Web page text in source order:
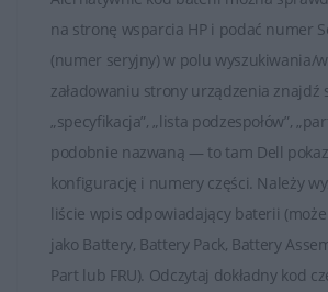
na stronę wsparcia HP i podać numer
(numer seryjny) w polu wyszukiwania/
załadowaniu strony urządzenia znajdź
„specyfikacja”, „lista podzespołów”,
podobnie nazwaną — to tam Dell
konfigurację i numery części. Należy
liście wpis odpowiadający baterii
jako Battery, Battery Pack, Battery
Part lub FRU). Odczytaj dokładny kod